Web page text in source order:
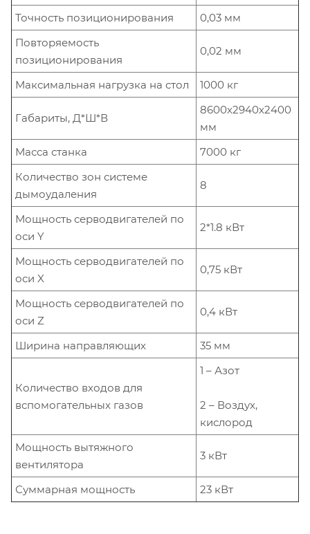
Точность позиционирования
0,03 мм
Повторяемость
позиционирования
0,02 мм
Максимальная нагрузка на стол 1000 кг
Габариты, Д*Ш*В
8600х2940х2400
мм
Масса станка
7000 кг
Количество зон системе
дымоудаления
8
Мощность серводвигателей по
оси Y
2*1.8 кВт
Мощность серводвигателей по
оси X
0,75 кВт
Мощность серводвигателей по
оси Z
0,4 кВт
Ширина направляющих 35 мм
Количество входов для
вспомогательных газов
1 – Азот
2 – Воздух,
кислород
Мощность вытяжного
вентилятора
3 кВт
Суммарная мощность 23 кВт